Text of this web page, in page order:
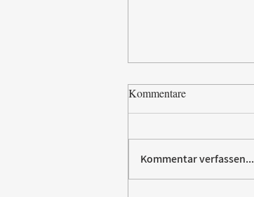
Kommentare
Kommentar verfassen...